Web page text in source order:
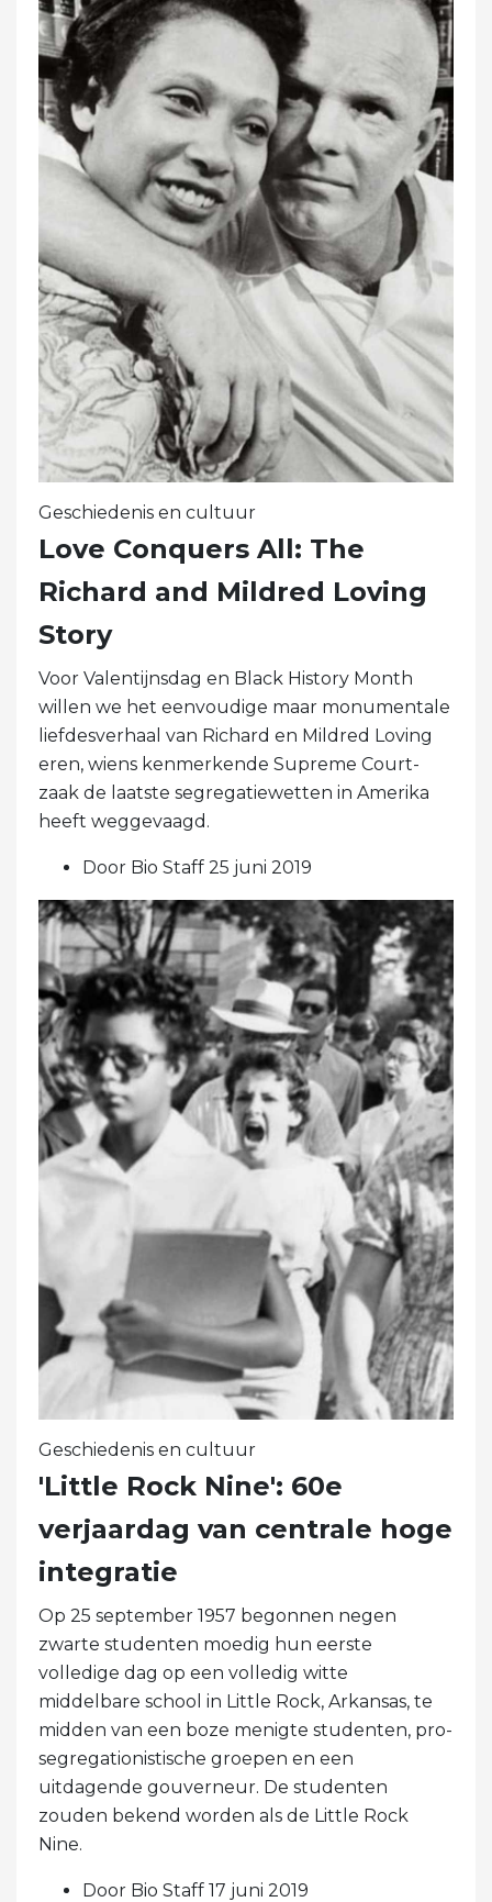
Geschiedenis en cultuur
Love Conquers All: The
Richard and Mildred Loving
Story
Voor Valentijnsdag en Black History Month
willen we het eenvoudige maar monumentale
liefdesverhaal van Richard en Mildred Loving
eren, wiens kenmerkende Supreme Court-
zaak de laatste segregatiewetten in Amerika
heeft weggevaagd.
Door Bio Staff 25 juni 2019
Geschiedenis en cultuur
'Little Rock Nine': 60e
verjaardag van centrale hoge
integratie
Op 25 september 1957 begonnen negen
zwarte studenten moedig hun eerste
volledige dag op een volledig witte
middelbare school in Little Rock, Arkansas, te
midden van een boze menigte studenten, pro-
segregationistische groepen en een
uitdagende gouverneur. De studenten
zouden bekend worden als de Little Rock
Nine.
Door Bio Staff 17 juni 2019